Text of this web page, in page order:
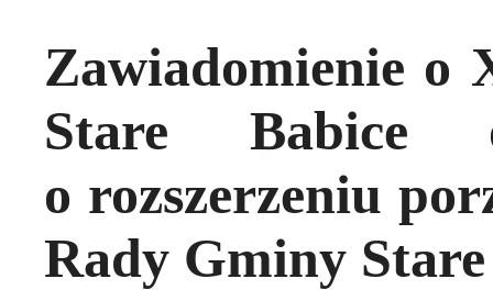
Zawiadomienie o
Stare Babice
o rozszerzeniu
Rady Gminy